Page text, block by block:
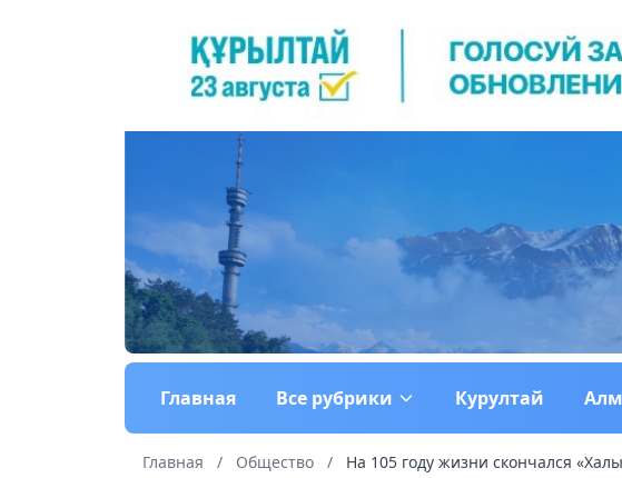
Главная Все рубрики Курултай
Главная / Общество / На 105 году жизни скончался